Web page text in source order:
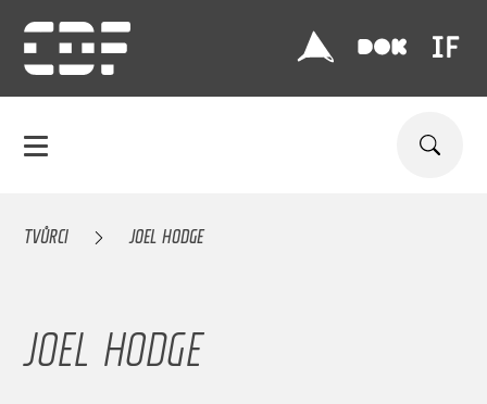
TVŮRCI JOEL HODGE
JOEL HODGE